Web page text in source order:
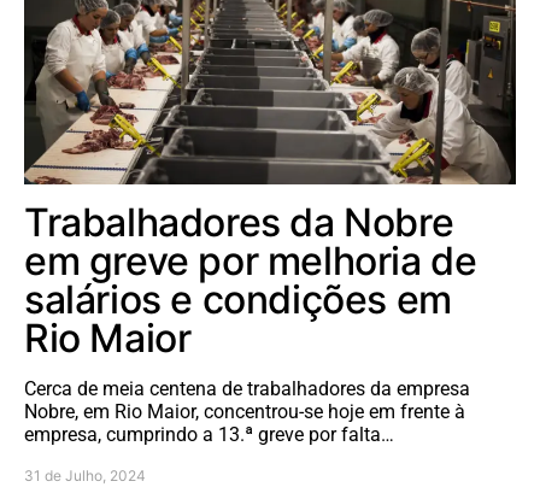
Trabalhadores da Nobre
em greve por melhoria de
salários e condições em
Rio Maior
Cerca de meia centena de trabalhadores da empresa
Nobre, em Rio Maior, concentrou-se hoje em frente à
empresa, cumprindo a 13.ª greve por falta…
31 de Julho, 2024